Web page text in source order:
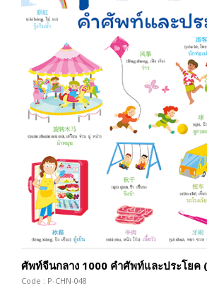
ศัพท์จีนกลาง 1000 คำศัพท์และประโยค
Code : P-CHN-048